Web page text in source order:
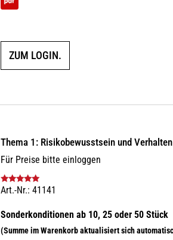
ZUM LOGIN.
Thema 1: Risikobewusstsein und Verhalten
Für Preise bitte einloggen
Bewertet mit
Art.-Nr.: 41141